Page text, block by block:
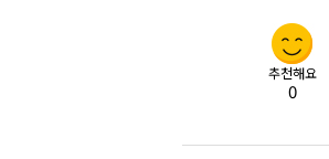
추천해요
0